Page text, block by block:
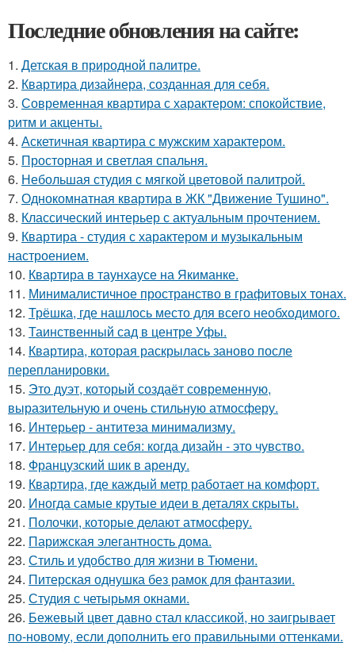
Последние обновления на сайте:
1. Детская в природной палитре.
2. Квартира дизайнера, созданная для себя.
3. Современная квартира с характером: спокойствие,
ритм и акценты.
4. Аскетичная квартира с мужским характером.
5. Просторная и светлая спальня.
6. Небольшая студия с мягкой цветовой палитрой.
7. Однокомнатная квартира в ЖК "Движение Тушино".
8. Классический интерьер с актуальным прочтением.
9. Квартира - студия с характером и музыкальным
настроением.
10. Квартира в таунхаусе на Якиманке.
11. Минималистичное пространство в графитовых тонах.
12. Трёшка, где нашлось место для всего необходимого.
13. Таинственный сад в центре Уфы.
14. Квартира, которая раскрылась заново после
перепланировки.
15. Это дуэт, который создаёт современную,
выразительную и очень стильную атмосферу.
16. Интерьер - антитеза минимализму.
17. Интерьер для себя: когда дизайн - это чувство.
18. Французский шик в аренду.
19. Квартира, где каждый метр работает на комфорт.
20. Иногда самые крутые идеи в деталях скрыты.
21. Полочки, которые делают атмосферу.
22. Парижская элегантность дома.
23. Стиль и удобство для жизни в Тюмени.
24. Питерская однушка без рамок для фантазии.
25. Студия с четырьмя окнами.
26. Бежевый цвет давно стал классикой, но заигрывает
по-новому, если дополнить его правильными оттенками.